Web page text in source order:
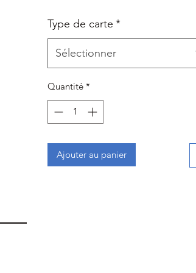
Type de carte *
Sélectionner
Quantité *
Ajouter au panier